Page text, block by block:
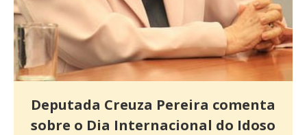
Deputada Creuza Pereira comenta
sobre o Dia Internacional do Idoso